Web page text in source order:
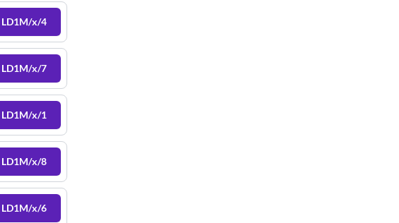
LD1M/x/4
LD1M/x/7
LD1M/x/1
LD1M/x/8
LD1M/x/6